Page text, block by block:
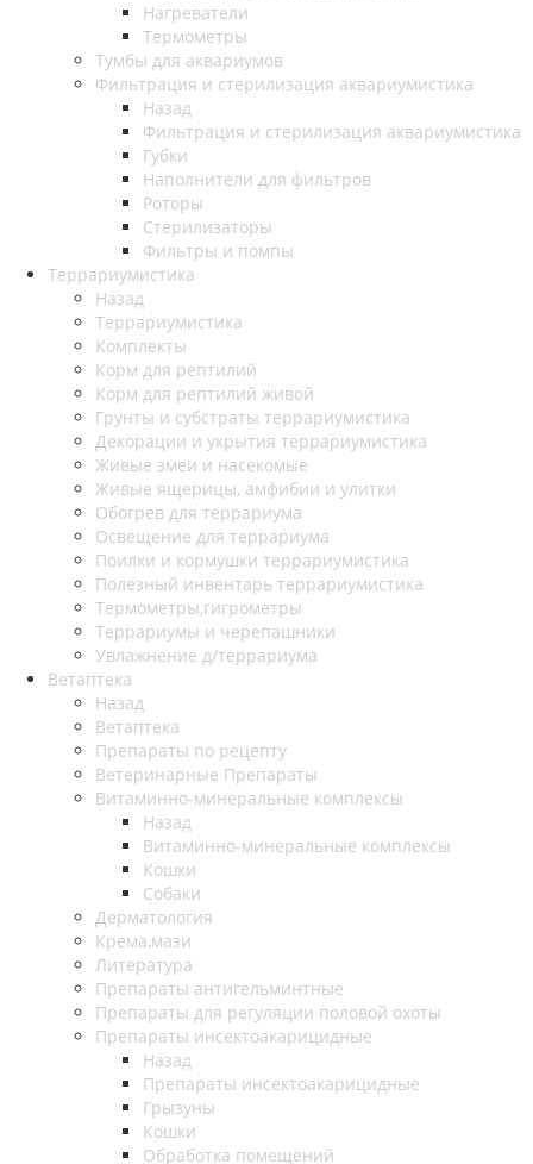
Нагреватели
Термометры
Тумбы для аквариумов
Фильтрация и стерилизация аквариумистика
Назад
Фильтрация и стерилизация аквариумистика
Губки
Наполнители для фильтров
Роторы
Стерилизаторы
Фильтры и помпы
Террариумистика
Назад
Террариумистика
Комплекты
Корм для рептилий
Корм для рептилий живой
Грунты и субстраты террариумистика
Декорации и укрытия террариумистика
Живые змеи и насекомые
Живые ящерицы, амфибии и улитки
Обогрев для террариума
Освещение для террариума
Поилки и кормушки террариумистика
Полезный инвентарь террариумистика
Термометры,гигрометры
Террариумы и черепашники
Увлажнение д/террариума
Ветаптека
Назад
Ветаптека
Препараты по рецепту
Ветеринарные Препараты
Витаминно-минеральные комплексы
Назад
Витаминно-минеральные комплексы
Кошки
Собаки
Дерматология
Крема,мази
Литература
Препараты антигельминтные
Препараты для регуляции половой охоты
Препараты инсектоакарицидные
Назад
Препараты инсектоакарицидные
Грызуны
Кошки
Обработка помещений